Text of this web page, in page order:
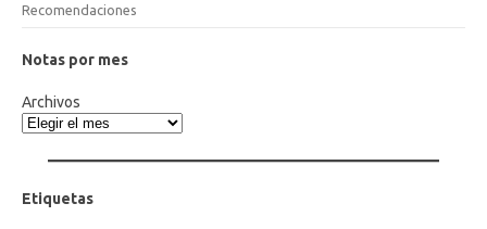
Recomendaciones
Notas por mes
Archivos
Etiquetas